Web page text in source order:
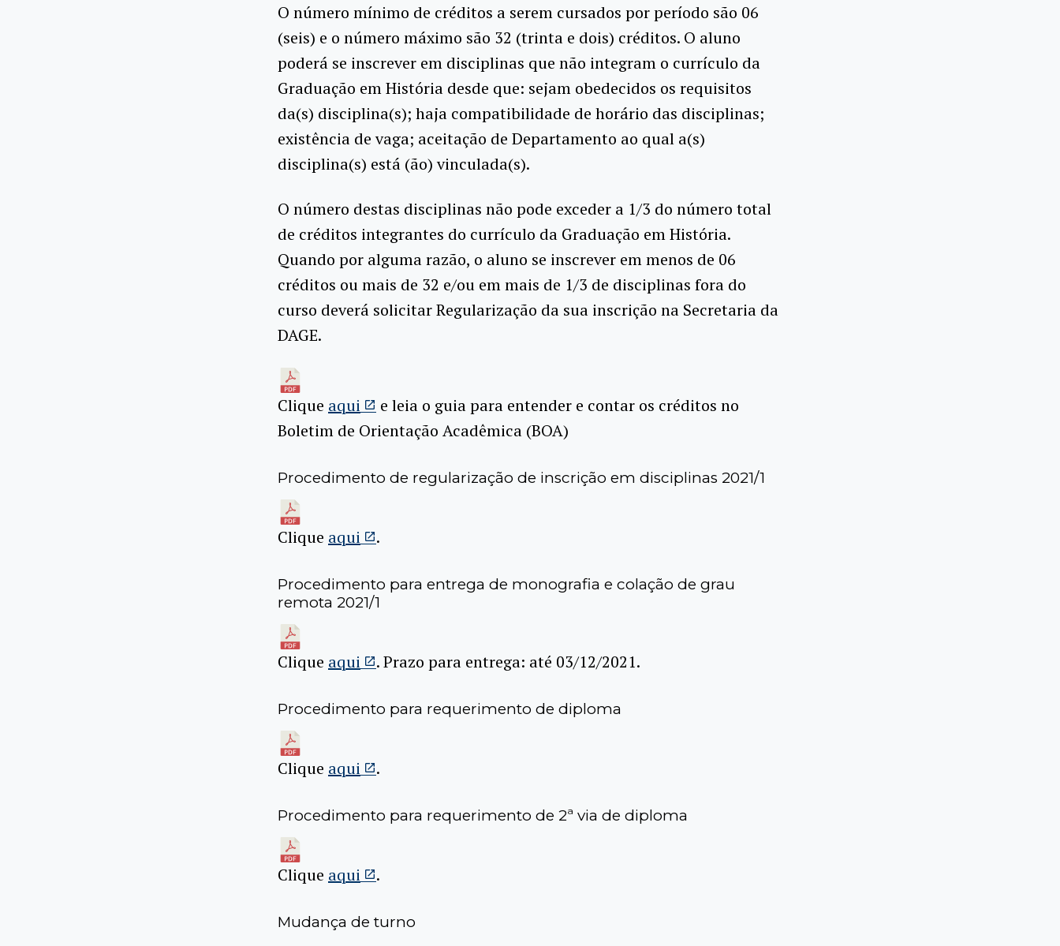
O número mínimo de créditos a serem cursados por período são 06
(seis) e o número máximo são 32 (trinta e dois) créditos. O aluno
poderá se inscrever em disciplinas que não integram o currículo da
Graduação em História desde que: sejam obedecidos os requisitos
da(s) disciplina(s); haja compatibilidade de horário das disciplinas;
existência de vaga; aceitação de Departamento ao qual a(s)
disciplina(s) está (ão) vinculada(s).
O número destas disciplinas não pode exceder a 1/3 do número total
de créditos integrantes do currículo da Graduação em História.
Quando por alguma razão, o aluno se inscrever em menos de 06
créditos ou mais de 32 e/ou em mais de 1/3 de disciplinas fora do
curso deverá solicitar Regularização da sua inscrição na Secretaria da
DAGE.
Clique aqui
e leia o guia para entender e contar os créditos no
Boletim de Orientação Acadêmica (BOA)
Procedimento de regularização de inscrição em disciplinas 2021/1
Clique aqui .
Procedimento para entrega de monografia e colação de grau
remota 2021/1
Clique aqui . Prazo para entrega: até 03/12/2021.
Procedimento para requerimento de diploma
Clique aqui .
Procedimento para requerimento de 2ª via de diploma
Clique aqui .
Mudança de turno